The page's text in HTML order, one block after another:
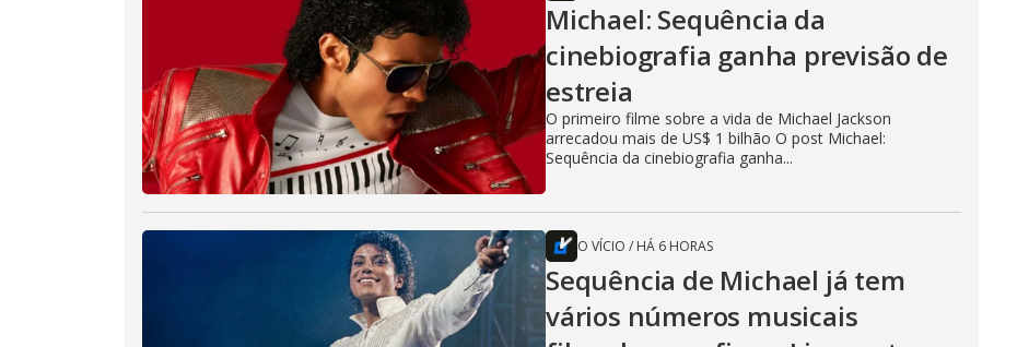
Michael: Sequência da
cinebiografia ganha previsão de
estreia
O primeiro filme sobre a vida de Michael Jackson
arrecadou mais de US$ 1 bilhão O post Michael:
Sequência da cinebiografia ganha...
O VÍCIO / HÁ 6 HORAS
Sequência de Michael já tem
vários números musicais